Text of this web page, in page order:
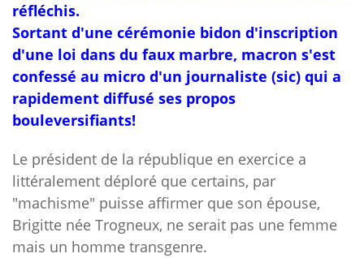
réfléchis.
Sortant d'une cérémonie bidon d'inscription
d'une loi dans du faux marbre, macron s'est
confessé au micro d'un journaliste (sic) qui a
rapidement diffusé ses propos
bouleversifiants!
Le président de la république en exercice a
littéralement déploré que certains, par
"machisme" puisse affirmer que son épouse,
Brigitte née Trogneux, ne serait pas une femme
mais un homme transgenre.